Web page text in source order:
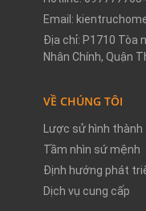
Email:
Địa chỉ: P1710 Tòa
Nhân Chính, Quận
VỀ CHÚNG TÔI
Lược sử hình thành
Tầm nhìn sứ mệnh
Định hướng phát
Dịch vụ cung cấp